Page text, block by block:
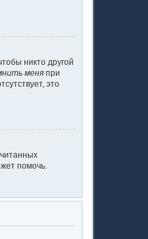
никто другой
меня при
это
помочь.